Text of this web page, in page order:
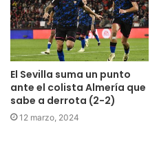
El Sevilla suma un punto
ante el colista Almería que
sabe a derrota (2-2)
12 marzo, 2024